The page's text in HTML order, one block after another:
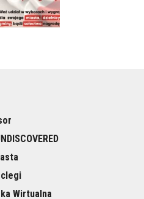
Wirtualna